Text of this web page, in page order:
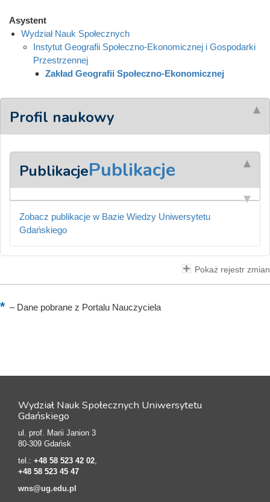
Asystent
Wydział Nauk Społecznych
Instytut Geografii Społeczno-Ekonomicznej i Gospodarki
Przestrzennej
Zakład Geografii Społeczno-Ekonomicznej
Profil naukowy
PublikacjePublikacje
Zobacz publikacje w Bazie Wiedzy Uniwersytetu
Gdańskiego
Pokaż rejestr zmian
–Dane pobrane z Portalu Nauczyciela
Wydział Nauk Społecznych Uniwersytetu
Gdańskiego
ul. prof. Marii Janion 3
80-309 Gdańsk
tel.: +48 58 523 42 02,
+48 58 523 45 47
wns@ug.edu.pl